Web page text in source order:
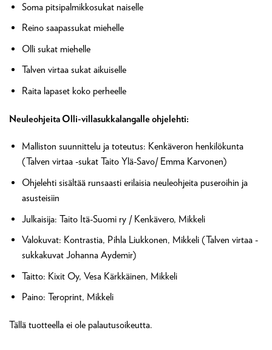
Soma pitsipalmikkosukat naiselle
Reino saapassukat miehelle
Olli sukat miehelle
Talven virtaa sukat aikuiselle
Raita lapaset koko perheelle
Neuleohjeita Olli-villasukkalangalle ohjelehti:
Malliston suunnittelu ja toteutus: Kenkäveron henkilökunta
(Talven virtaa -sukat Taito Ylä-Savo/ Emma Karvonen)
Ohjelehti sisältää runsaasti erilaisia neuleohjeita puseroihin ja
asusteisiin
Julkaisija: Taito Itä-Suomi ry / Kenkävero, Mikkeli
Valokuvat: Kontrastia, Pihla Liukkonen, Mikkeli (Talven virtaa -
sukkakuvat Johanna Aydemir)
Taitto: Kixit Oy, Vesa Kärkkäinen, Mikkeli
Paino: Teroprint, Mikkeli
Tällä tuotteella ei ole palautusoikeutta.